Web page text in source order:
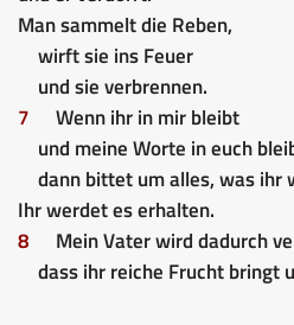
Man sammelt die Reben,
wirft sie ins Feuer
und sie verbrennen.
7
Wenn ihr in mir bleibt
und meine Worte in euch
dann bittet um alles, was ihr
Ihr werdet es erhalten.
8
Mein Vater wird dadurch
dass ihr reiche Frucht bringt